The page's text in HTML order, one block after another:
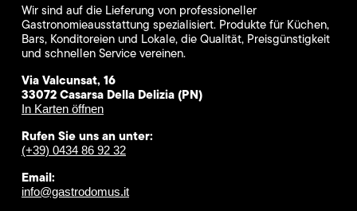
Wir sind auf die Lieferung von professioneller
Gastronomieausstattung spezialisiert. Produkte für Küchen,
Bars, Konditoreien und Lokale, die Qualität, Preisgünstigkeit
und schnellen Service vereinen.
Via Valcunsat, 16
33072 Casarsa Della Delizia (PN)
In Karten öffnen
Rufen Sie uns an unter:
(+39) 0434 86 92 32
Email:
info@gastrodomus.it